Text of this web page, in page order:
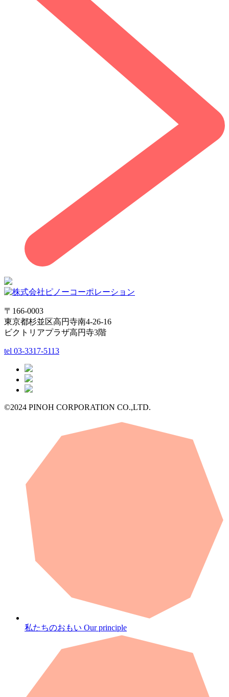
〒166-0003
東京都杉並区高円寺南4-26-16
ビクトリアプラザ高円寺3階
tel 03-3317-5113
©2024 PINOH CORPORATION CO.,LTD.
私たちのおもい Our principle